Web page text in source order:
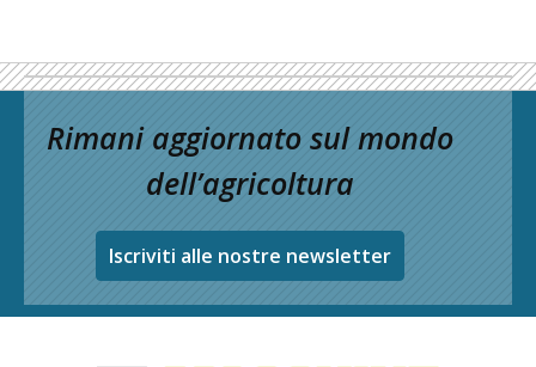
Rimani aggiornato sul mondo
dell’agricoltura
Iscriviti alle nostre newsletter